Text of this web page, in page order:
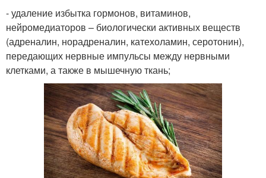
- удаление избытка гормонов, витаминов,
нейромедиаторов – биологически активных веществ
(адреналин, норадреналин, катехоламин, серотонин),
передающих нервные импульсы между нервными
клетками, а также в мышечную ткань;